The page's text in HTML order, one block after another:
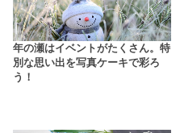
年の瀬はイベントがたくさん。特
別な思い出を写真ケーキで彩ろ
う！